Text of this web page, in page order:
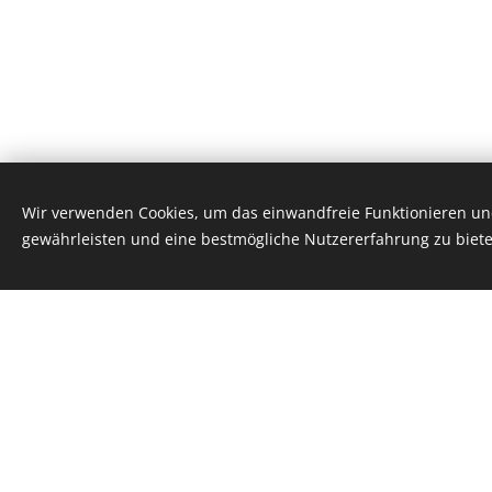
Wir verwenden Cookies, um das einwandfreie Funktionieren
gewährleisten und eine bestmögliche Nutzererfahrung zu